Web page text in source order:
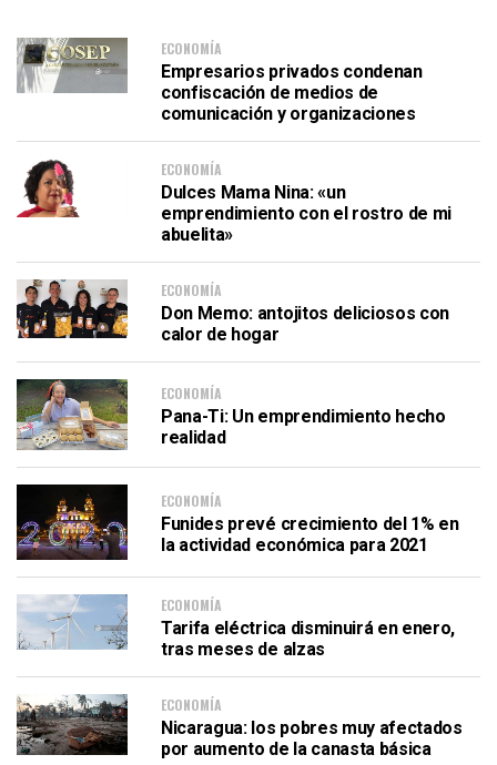
ECONOMÍA
Empresarios privados condenan
confiscación de medios de
comunicación y organizaciones
ECONOMÍA
Dulces Mama Nina: «un
emprendimiento con el rostro de mi
abuelita»
ECONOMÍA
Don Memo: antojitos deliciosos con
calor de hogar
ECONOMÍA
Pana-Ti: Un emprendimiento hecho
realidad
ECONOMÍA
Funides prevé crecimiento del 1% en
la actividad económica para 2021
ECONOMÍA
Tarifa eléctrica disminuirá en enero,
tras meses de alzas
ECONOMÍA
Nicaragua: los pobres muy afectados
por aumento de la canasta básica